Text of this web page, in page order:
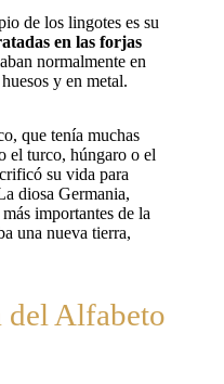
de los lingotes es su
en las forjas
normalmente en
y en metal.
que tenía muchas
el turco, húngaro o el
su vida para
diosa Germania,
importantes de la
una nueva tierra,
del Alfabeto